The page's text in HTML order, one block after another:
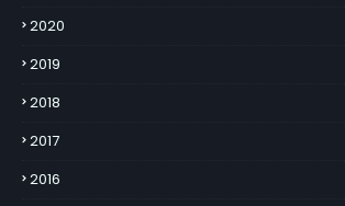
2020
2019
2018
2017
2016